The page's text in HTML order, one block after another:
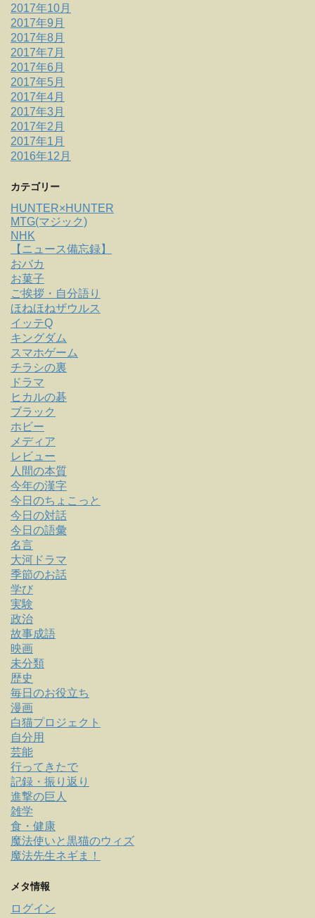
2017年10月
2017年9月
2017年8月
2017年7月
2017年6月
2017年5月
2017年4月
2017年3月
2017年2月
2017年1月
2016年12月
カテゴリー
HUNTER×HUNTER
MTG(マジック)
NHK
【ニュース備忘録】
おバカ
お菓子
ご挨拶・自分語り
ほねほねザウルス
イッテQ
キングダム
スマホゲーム
チラシの裏
ドラマ
ヒカルの碁
ブラック
ホビー
メディア
レビュー
人間の本質
今年の漢字
今日のちょこっと
今日の対話
今日の語彙
名言
大河ドラマ
季節のお話
学び
実験
政治
故事成語
映画
未分類
歴史
毎日のお役立ち
漫画
白猫プロジェクト
自分用
芸能
行ってきたで
記録・振り返り
進撃の巨人
雑学
食・健康
魔法使いと黒猫のウィズ
魔法先生ネギま！
メタ情報
ログイン